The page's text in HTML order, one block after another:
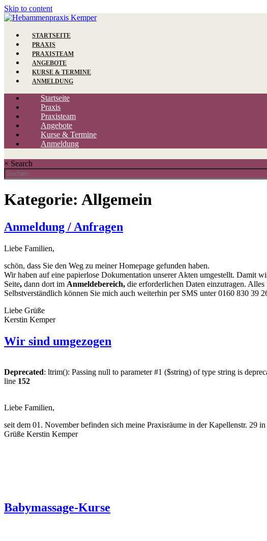
Skip to content
STARTSEITE
PRAXIS
PRAXISTEAM
ANGEBOTE
KURSE & TERMINE
ANMELDUNG
Startseite
Praxis
Praxisteam
Angebote
Kurse & Termine
Anmeldung
× Search
Kategorie: Allgemein
Anmeldung / Anfragen
Liebe Familien,
schön, dass Sie den Weg zu meiner Homepage gefunden haben.
Wir haben auf eine papierlose Dokumentation unserer Akten umgestellt. Damit
Seite, dann dort im Anmeldebereich, die erforderlichen Daten einzutragen.
Selbstverständlich können Sie mich auch weiterhin per SMS unter 0160 830 39
Liebe Grüße
Kerstin Kemper
Wir sind umgezogen
Deprecated: ltrim(): Passing null to parameter #1 ($string) of type string is
line 152
Liebe Familien,
seit dem 01. November befinden sich meine Praxisräume in der Kapellenstr. 29
Grüße Kerstin Kemper
Babymassage-Kurse